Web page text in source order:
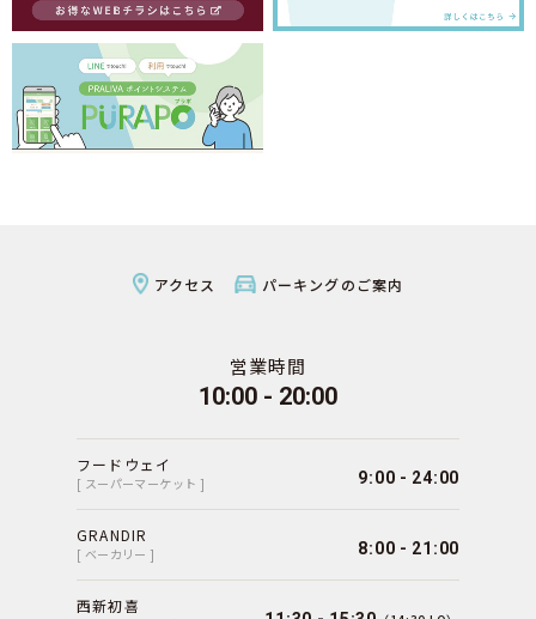
アクセス パーキングのご案内
営業時間
10:00 - 20:00
フードウェイ
[ スーパーマーケット ] 9:00 - 24:00
GRANDIR
[ ベーカリー ] 8:00 - 21:00
西新初喜